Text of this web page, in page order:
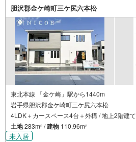
胆沢郡金ケ崎町三ケ尻六本松
東北本線 「金ケ崎」駅から1440m
岩手県胆沢郡金ケ崎町三ケ尻六本松
4LDK＋カースペース4台＋外構 / 地上2階建て
土地283m2 /建物 110.96m2
未入居